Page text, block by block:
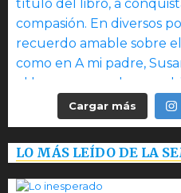
Cargar más
LO MÁS LEÍDO DE LA